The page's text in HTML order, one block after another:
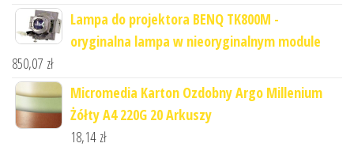
Lampa do projektora BENQ TK800M -
oryginalna lampa w nieoryginalnym module
850,07 zł
Micromedia Karton Ozdobny Argo Millenium
Żółty A4 220G 20 Arkuszy
18,14 zł